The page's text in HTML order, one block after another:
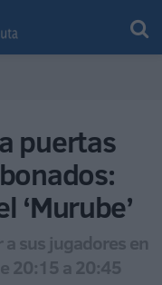
puertas
‘Murube’
sus jugadores en
20:15 a 20:45